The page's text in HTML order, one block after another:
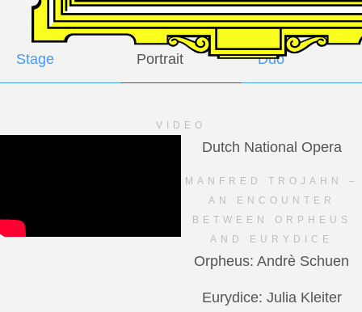
GALLERY
Stage Portrait Duo
VIDEO
Dutch National Opera
MANFRED TROJAHN –
AN ENCOUNTER
BETWEEN ORPHEUS
AND EURYDICE
Orpheus: Andrè Schuen
Eurydice: Julia Kleiter